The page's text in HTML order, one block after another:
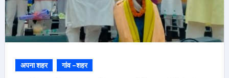
अपना शहर गांव -शहर